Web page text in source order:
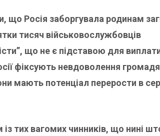
що Росія заборгувала родинам
тисяч військовослужбовців
що не є підставою для
фіксують невдоволення
мають потенціал перерости в
тих вагомих чинників, що нині